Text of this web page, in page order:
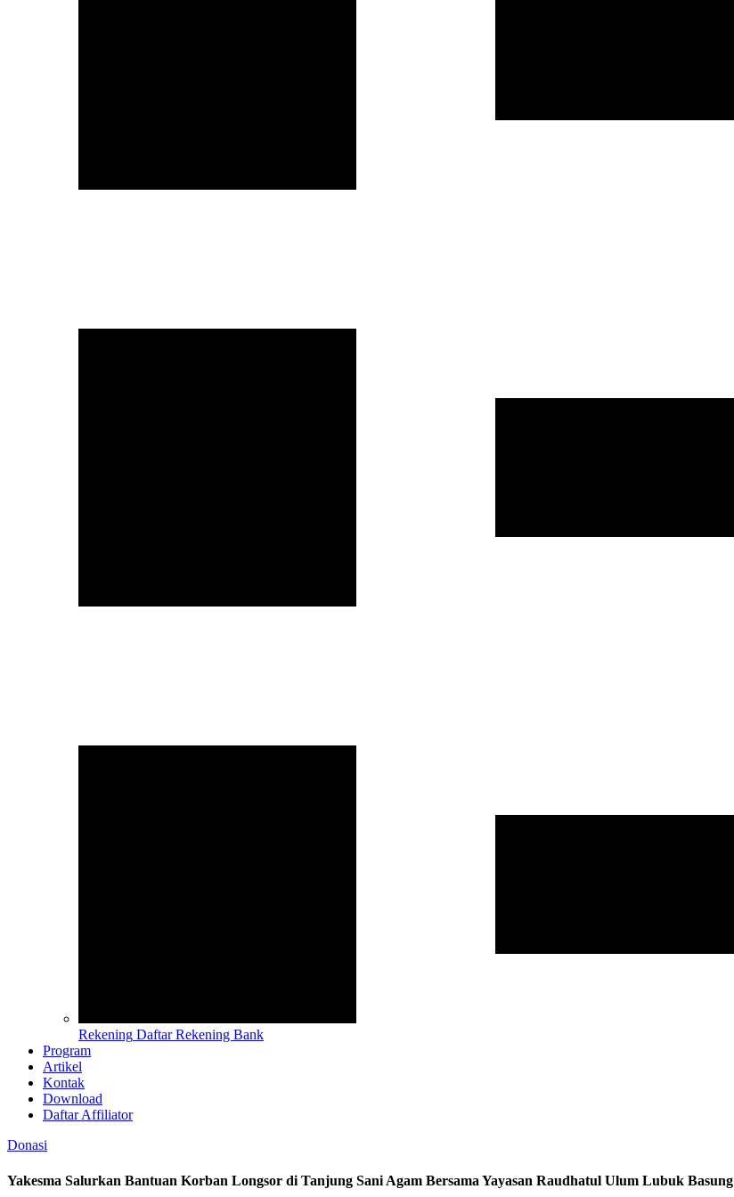
Rekening Daftar Rekening Bank
Program
Artikel
Kontak
Download
Daftar Affiliator
Donasi
Yakesma Salurkan Bantuan Korban Longsor di Tanjung Sani Agam Bersama Yayasan Raudhatul Ulum Lubuk Basung